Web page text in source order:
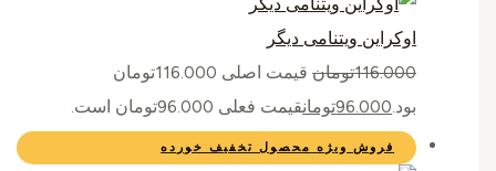
اوکراین ویتنامی دیگر
116.000تومان
قیمت اصلی 116.000تومان
96.000تومانقیمت فعلی 96.000تومان است.
فروش ویژه محصول تخفیف خورده